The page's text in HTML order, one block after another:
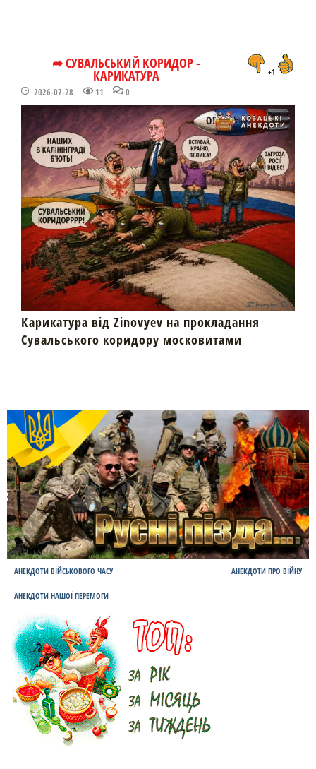
➦ СУВАЛЬСЬКИЙ КОРИДОР -
КАРИКАТУРА
2026-07-28 11 0
+1
Карикатура від Zinovyev на прокладання
Сувальського коридору московитами
АНЕКДОТИ ВІЙСЬКОВОГО ЧАСУ АНЕКДОТИ ПРО ВІЙНУ
АНЕКДОТИ НАШОЇ ПЕРЕМОГИ